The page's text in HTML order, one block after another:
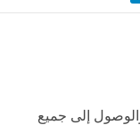
إلى جميع